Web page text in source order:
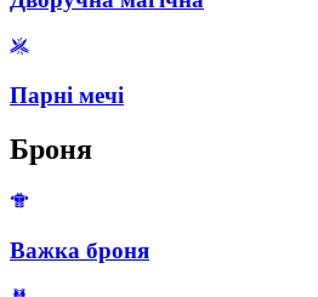
Парні мечі
Броня
Важка броня